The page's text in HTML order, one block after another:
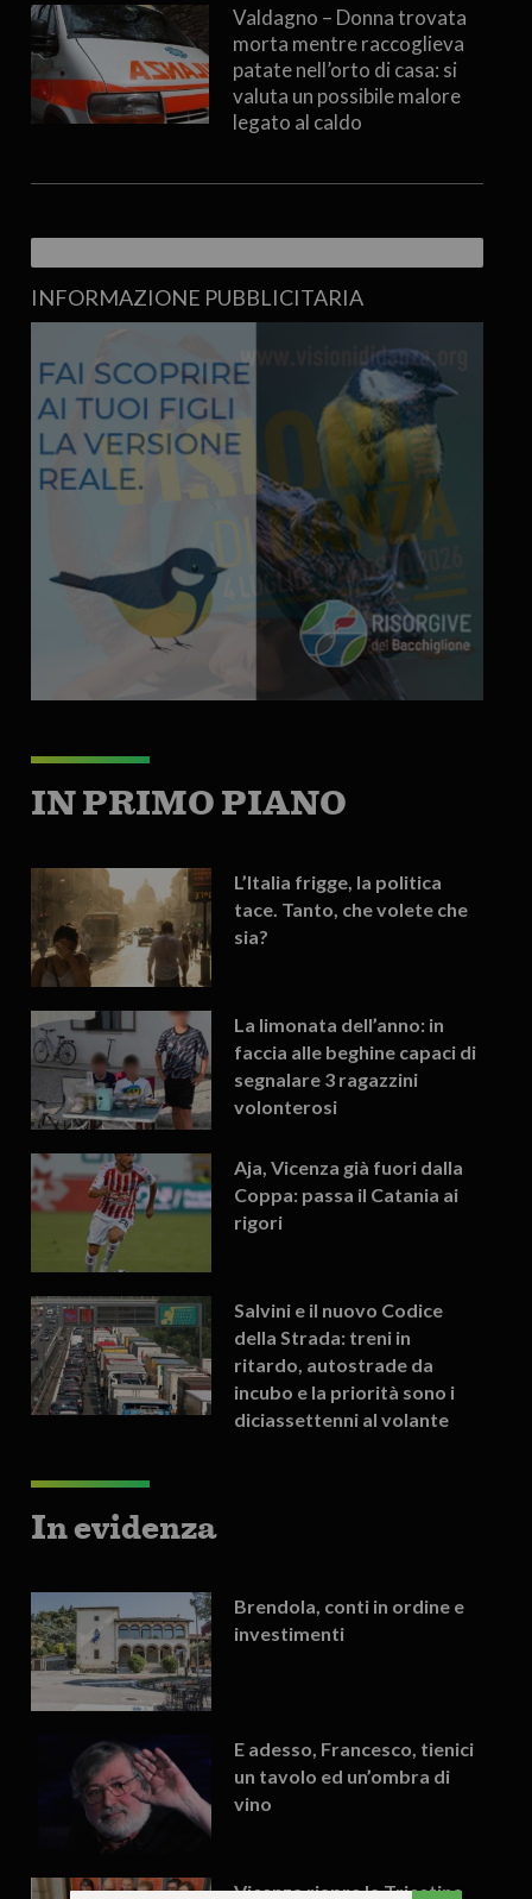
Valdagno – Donna trovata
morta mentre raccoglieva
patate nell’orto di casa: si
valuta un possibile malore
legato al caldo
INFORMAZIONE PUBBLICITARIA
IN PRIMO PIANO
L’Italia frigge, la politica
tace. Tanto, che volete che
sia?
La limonata dell’anno: in
faccia alle beghine capaci di
segnalare 3 ragazzini
volonterosi
Aja, Vicenza già fuori dalla
Coppa: passa il Catania ai
rigori
Salvini e il nuovo Codice
della Strada: treni in
ritardo, autostrade da
incubo e la priorità sono i
diciassettenni al volante
In evidenza
Brendola, conti in ordine e
investimenti
E adesso, Francesco, tienici
un tavolo ed un’ombra di
vino
Vicenza riapre la Triestina